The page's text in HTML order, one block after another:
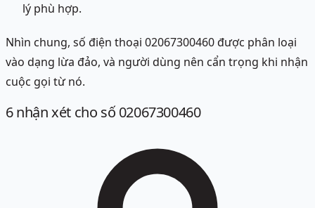
lý phù hợp.
Nhìn chung, số điện thoại 02067300460 được phân loại
vào dạng lừa đảo, và người dùng nên cẩn trọng khi nhận
cuộc gọi từ nó.
6nhận xét cho số 02067300460